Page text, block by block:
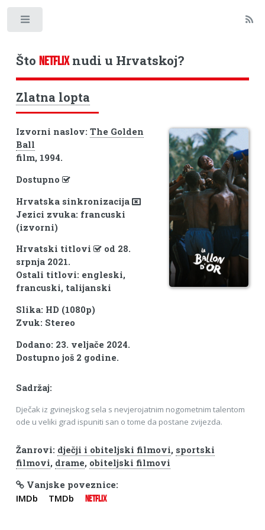
Što NETFLIXnudi u Hrvatskoj?
Zlatna lopta
Izvorni naslov: The Golden
Ball
film, 1994.
Dostupno
Hrvatska sinkronizacija
Jezici zvuka: francuski
(izvorni)
Hrvatski titlovi
od 28.
srpnja 2021.
Ostali titlovi: engleski,
francuski, talijanski
Slika: HD (1080p)
Zvuk: Stereo
Dodano: 23. veljače 2024.
Dostupno još 2 godine.
Sadržaj:
Dječak iz gvinejskog sela s nevjerojatnim nogometnim talentom
ode u veliki grad ispuniti san o tome da postane zvijezda.
Žanrovi: dječji i obiteljski filmovi, sportski
filmovi, drame, obiteljski filmovi
Vanjske poveznice:
IMDb TMDb NETFLIX